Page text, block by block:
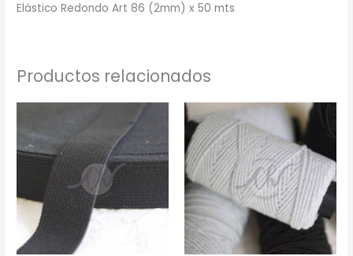
Elástico Redondo Art 86 (2mm) x 50 mts
Productos relacionados
Rango
de
precios:
desde
$9,545.00
hasta
$11,190.00
Rango
de
precios:
desde
$9,725.00
hasta
$10,693.00